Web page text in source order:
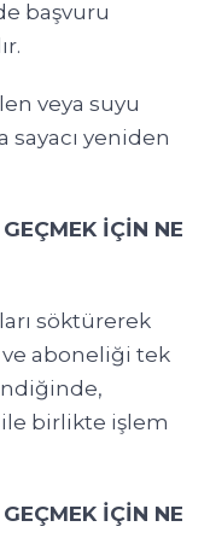
başvuru
veya suyu
sayacı yeniden
İÇİN NE
söktürerek
aboneliği tek
birlikte işlem
İÇİN NE